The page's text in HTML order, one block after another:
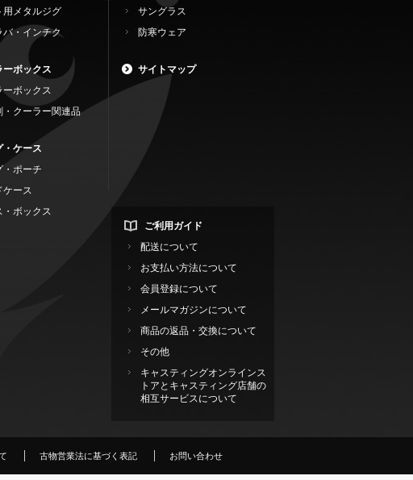
用メタルジグ
バ・インチク
ーボックス
ーボックス
・クーラー関連品
・ケース
・ポーチ
ケース
・ボックス
サングラス
防寒ウェア
サイトマップ
ご利用ガイド
配送について
お支払い方法について
会員登録について
メールマガジンについて
商品の返品・交換について
その他
キャスティングオンラインス
トアとキャスティング店舗の
相互サービスについて
古物営業法に基づく表記 お問い合わせ